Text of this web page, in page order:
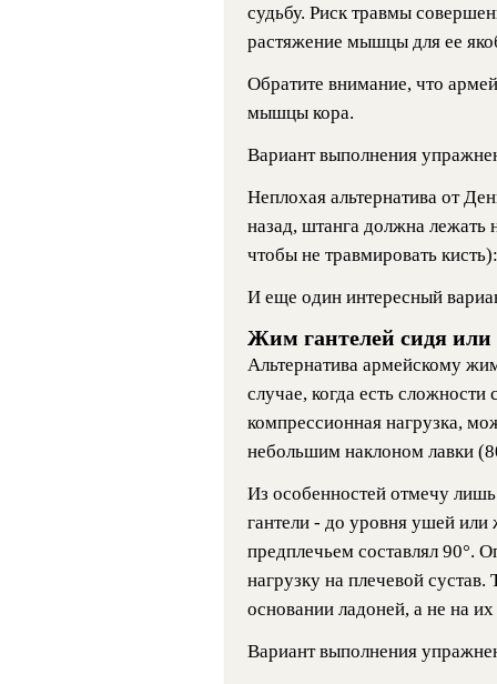
судьбу. Риск травмы
растяжение мышцы для ее
Обратите внимание, что
мышцы кора.
Вариант выполнения
Неплохая альтернатива от
назад, штанга должна лежать
чтобы не травмировать кисть):
И еще один интересный
Жим гантелей сидя или
Альтернатива армейскому
случае, когда есть
компрессионная нагрузка,
небольшим наклоном лавки
Из особенностей отмечу
гантели - до уровня ушей
предплечьем составлял 90°.
нагрузку на плечевой
основании ладоней, а не на
Вариант выполнения